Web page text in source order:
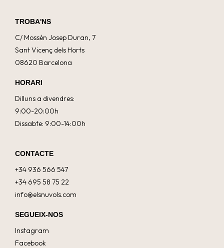
TROBA'NS
C/ Mossèn Josep Duran, 7
Sant Vicenç dels Horts
08620 Barcelona
HORARI
Dilluns a divendres:
9:00-20:00h
Dissabte: 9:00-14:00h
CONTACTE
+34 936 566 547
+34 695 58 75 22
info@elsnuvols.com
SEGUEIX-NOS
Instagram
Facebook